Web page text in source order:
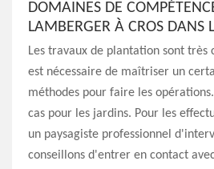
DOMAINES DE
LAMBERGER À CROS DANS
Les travaux de plantation sont très
est nécessaire de maîtriser un
méthodes pour faire les
cas pour les jardins. Pour les
un paysagiste professionnel
conseillons d'entrer en contact